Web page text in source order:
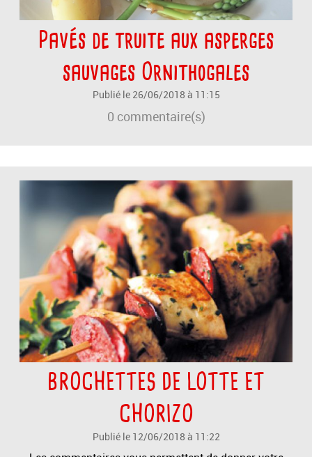
Pavés de truite aux asperges
sauvages Ornithogales
Publié le 26/06/2018 à 11:15
0 commentaire(s)
BROCHETTES DE LOTTE ET
CHORIZO
Publié le 12/06/2018 à 11:22